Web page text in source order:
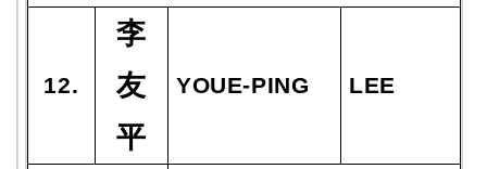
12.
李
友
平
YOUE-PING LEE